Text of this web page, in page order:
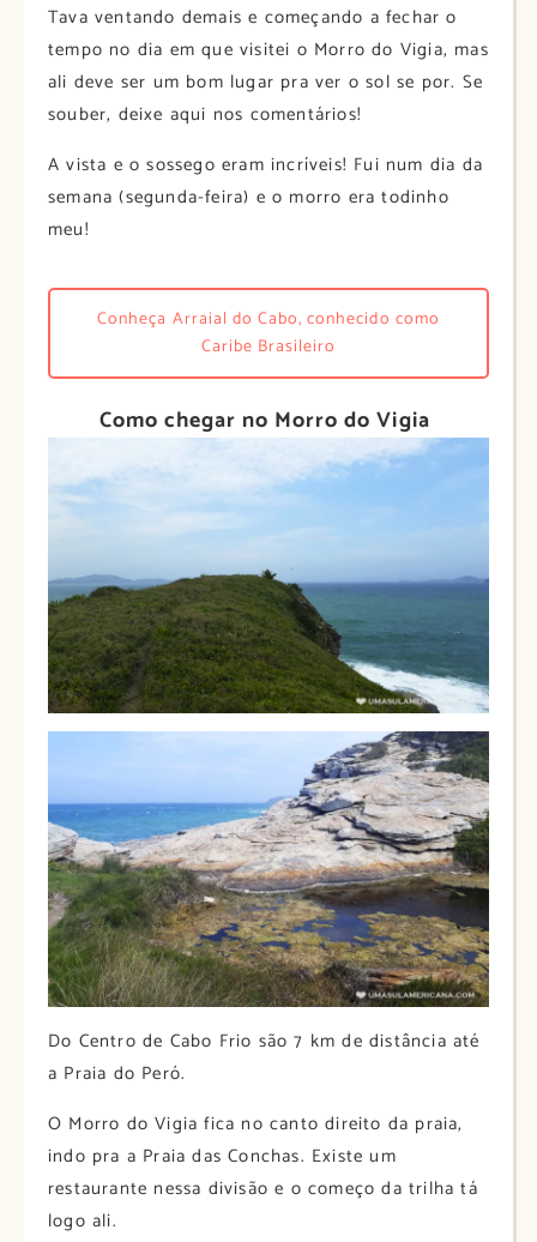
Tava ventando demais e começando a fechar o
tempo no dia em que visitei o Morro do Vigia, mas
ali deve ser um bom lugar pra ver o sol se por. Se
souber, deixe aqui nos comentários!
A vista e o sossego eram incríveis! Fui num dia da
semana (segunda-feira) e o morro era todinho
meu!
Conheça Arraial do Cabo, conhecido como
Caribe Brasileiro
Como chegar no Morro do Vigia
Do Centro de Cabo Frio são 7 km de distância até
a Praia do Peró.
O Morro do Vigia fica no canto direito da praia,
indo pra a Praia das Conchas. Existe um
restaurante nessa divisão e o começo da trilha tá
logo ali.